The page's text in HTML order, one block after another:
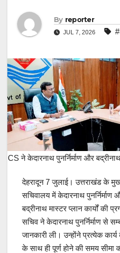
By reporter
JUL 7, 2026
CS ने केदारनाथ पुनर्निर्माण और
देहरादून 7 जुलाई। उत्तराखंड के
सचिवालय में केदारनाथ पुनर्निर्माण
बद्रीनाथ मास्टर प्लान कार्यों की
सचिव ने केदारनाथ पुनर्निर्माण से
जानकारी ली। उन्होंने प्रत्येक कार्य
के साथ ही पूर्ण होने की समय सीमा